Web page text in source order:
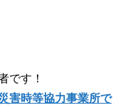
です！
害時等協力事業所で